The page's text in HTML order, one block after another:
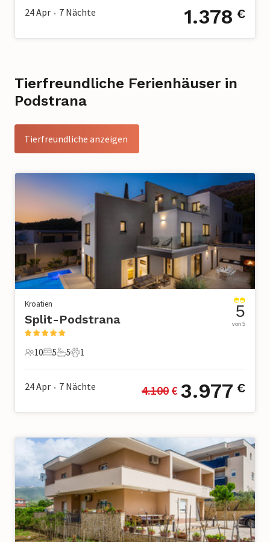
24 Apr • 7 Nächte 1.378 €
Tierfreundliche Ferienhäuser in
Podstrana
Tierfreundliche anzeigen
Kroatien
Split-Podstrana
10 Gäste
10
5 Schlafzimmer
5
5 Badezimmer
5
1 Haustier
1
5
von 5
24 Apr • 7 Nächte 4.100 € 3.977 €